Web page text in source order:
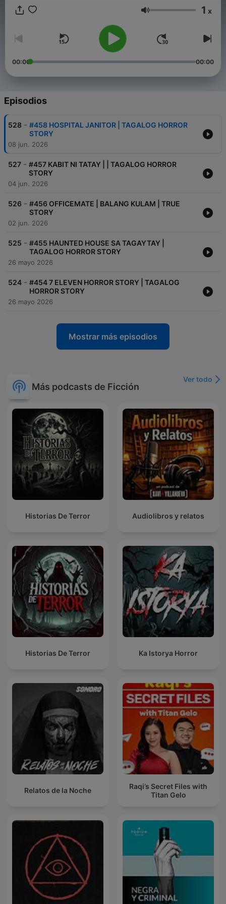
Tagalog horror stories. Sitio bangungot / Kwentong Takipsilim.
Volumen 1 x
00:00 00:00
Episodios
528 - #458 HOSPITAL JANITOR | TAGALOG HORROR
STORY
08 jun. 2026
527 - #457 KABIT NI TATAY | | TAGALOG HORROR
STORY
04 jun. 2026
526 - #456 OFFICEMATE | BALANG KULAM | TRUE
STORY
02 jun. 2026
525 - #455 HAUNTED HOUSE SA TAGAYTAY |
TAGALOG HORROR STORY
26 mayo 2026
524 - #454 7 ELEVEN HORROR STORY | TAGALOG
HORROR STORY
26 mayo 2026
Mostrar más episodios
Más podcasts de Ficción
Ver todo
Historias De Terror Audiolibros y relatos
Historias De Terror Ka Istorya Horror
Relatos de la Noche
Raqi’s Secret Files with
Titan Gelo